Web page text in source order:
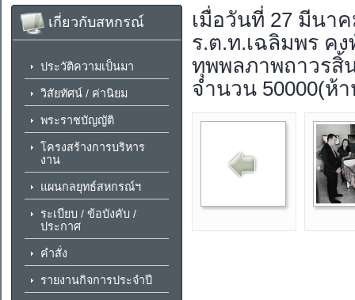
เมื่อวันที่ 27 มีนา
ร.ต.ท.เฉลิมพร ค
ทุพพลภาพถาวรสิ้
จำนวน 50000(ห้
เกี่ยวกับสหกรณ์
ประวัติความเป็นมา
วิสัยทัศน์ / ค่านิยม
พระราชบัญญัติ
โครงสร้างการบริหาร
งาน
แผนกลยุทธ์สหกรณ์ฯ
ระเบียบ / ข้อบังคับ /
ประกาศ
คำสั่ง
รายงานกิจการประจำปี